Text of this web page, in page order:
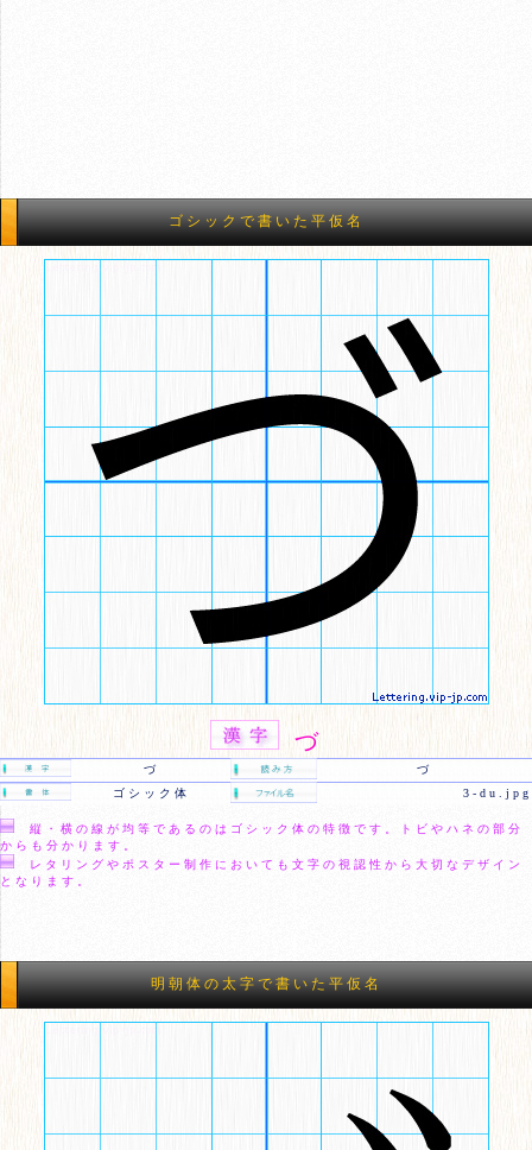
ゴシックで書いた平仮名
づ
づ
づ
ゴシック体
3-du.jpg
縦・横の線が均等であるのはゴシック体の特徴です。トビやハネの部分
からも分かります。
レタリングやポスター制作においても文字の視認性から大切なデザイン
となります。
明朝体の太字で書いた平仮名